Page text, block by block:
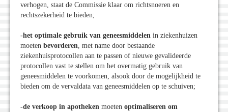
verhogen, staat de Commissie klaar om richtsnoeren en
rechtszekerheid te bieden;
-het optimale gebruik van geneesmiddelen in ziekenhuizen
moeten bevorderen , met name door bestaande
ziekenhuisprotocollen aan te passen of nieuwe gevalideerde
protocollen vast te stellen om het overmatig gebruik van
geneesmiddelen te voorkomen, alsook door de mogelijkheid te
bieden om de vervaldata van geneesmiddelen op te schuiven;
-de verkoop in apotheken moeten optimaliseren om